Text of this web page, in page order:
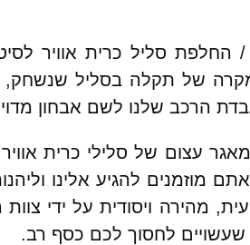
של תקלה בסליל שנשחק,
הרכב שלנו לשם אבחון
מוזמנים להגיע אלינו
מהירה ויסודית על ידי
שעשויים לחסוך לכם כסף רב.